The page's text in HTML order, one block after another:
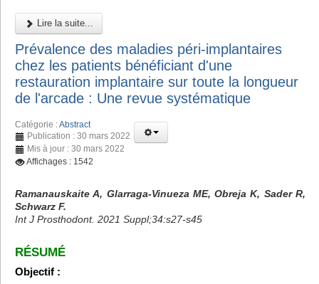
Lire la suite...
Prévalence des maladies péri-implantaires
chez les patients bénéficiant d'une
restauration implantaire sur toute la longueur
de l'arcade : Une revue systématique
Catégorie :Abstract
Publication : 30 mars 2022
Mis à jour : 30 mars 2022
Affichages : 1542
Ramanauskaite A, Glarraga-Vinueza ME, Obreja K, Sader R,
Schwarz F.
Int J Prosthodont. 2021 Suppl;34:s27-s45
RÉSUMÉ
Objectif :